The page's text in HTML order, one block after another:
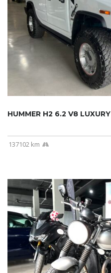
HUMMER H2 6.2 V8 LUXURY
137102 km